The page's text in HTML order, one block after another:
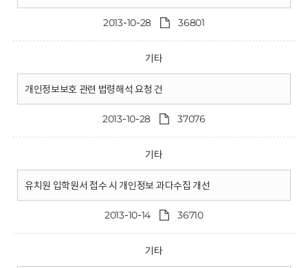
2013-10-28 36801
기타
개인정보보호 관련 법령해석 요청 건
2013-10-28 37076
기타
유치원 입학원서 접수 시 개인정보 과다수집 개선
2013-10-14 36710
기타